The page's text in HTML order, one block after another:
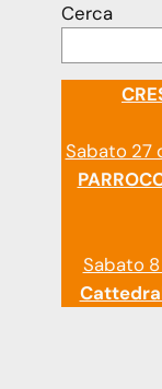
Cerca
Sabato 27
Sabato